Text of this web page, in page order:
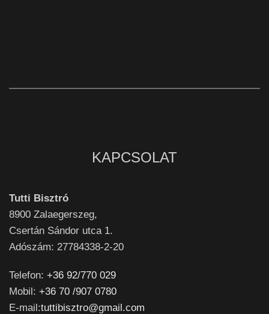
KAPCSOLAT
Tutti Bisztró
8900 Zalaegerszeg,
Csertán Sándor utca 1.
Adószám: 27784338-2-20
Telefon: +36 92/770 029
Mobil: +36 70 /907 0780
E-mail:tuttibisztro@gmail.com